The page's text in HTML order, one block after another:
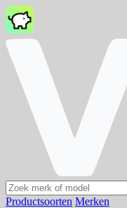
Productsoorten Merken